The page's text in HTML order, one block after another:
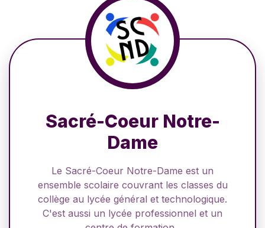
Sacré-Coeur Notre-
Dame
Le Sacré-Coeur Notre-Dame est un
ensemble scolaire couvrant les classes du
collège au lycée général et technologique.
C'est aussi un lycée professionnel et un